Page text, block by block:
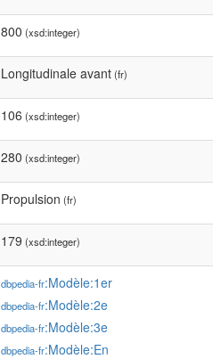
800 (xsd:integer)
Longitudinale avant(fr)
106 (xsd:integer)
280 (xsd:integer)
Propulsion (fr)
179 (xsd:integer)
dbpedia-fr:Modèle:1er
dbpedia-fr:Modèle:2e
dbpedia-fr:Modèle:3e
dbpedia-fr:Modèle:En